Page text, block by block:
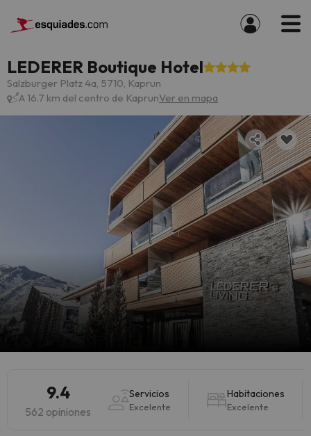
LEDERER Boutique Hotel
Salzburger Platz 4a, 5710, Kaprun
A 16.7 km del centro de KaprunVer en mapa
9.4
562 opiniones
Servicios
Excelente
Habitaciones
Excelente